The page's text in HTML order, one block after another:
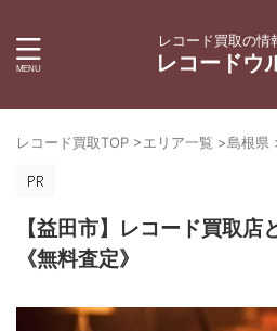
レコード買取の情
レコードウ
レコード買取TOP >エリア一覧 >島根県
【益田市】レコード買取店
《無料査定》